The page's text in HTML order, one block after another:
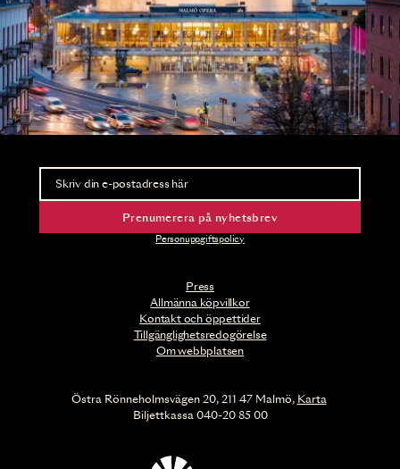
Press
Allmänna köpvillkor
Kontakt och öppettider
Tillgänglighetsredogörelse
Om webbplatsen
Nyhetsbrev
Ta del av förhandsinformation och biljettsläpp.
Prenumerera på nyhetsbrev
Personuppgiftspolicy
Östra Rönneholmsvägen 20, 211 47 Malmö, Karta
Biljettkassa 040-20 85 00